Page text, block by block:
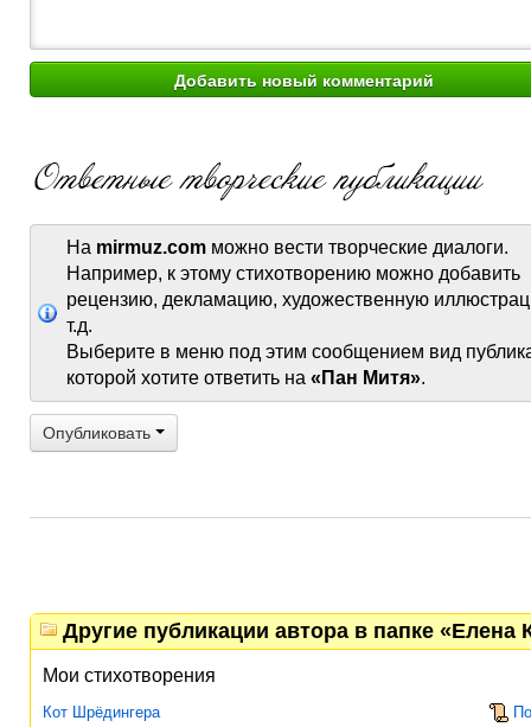
На mirmuz.com можно вести творческие диалоги.
Например, к этому стихотворению можно добавить
рецензию, декламацию, художественную
т.д.
Выберите в меню под этим сообщением вид
которой хотите ответить на «Пан Митя».
Опубликовать
Другие публикации автора в папке «Елена
Мои стихотворения
Кот Шрёдингера